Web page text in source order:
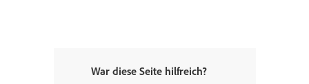
War diese Seite hilfreich?